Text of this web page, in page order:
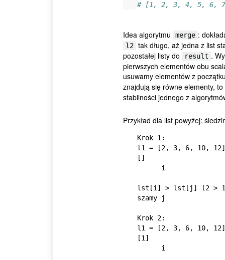
# [1, 2, 3, 4, 5, 6,
Idea algorytmu merge :
l2 tak długo, aż jedna z list
pozostałej listy do
result .
pierwszych elementów obu
usuwamy elementów z
znajdują się równe elementy, to
stabilności jednego z
Przykład dla list powyżej:
Krok 1:
l1 = [2, 3, 6, 10,
[]
lst[i] > lst[j] (2 > 1),
szamy j
Krok 2:
l1 = [2, 3, 6, 10,
[1]